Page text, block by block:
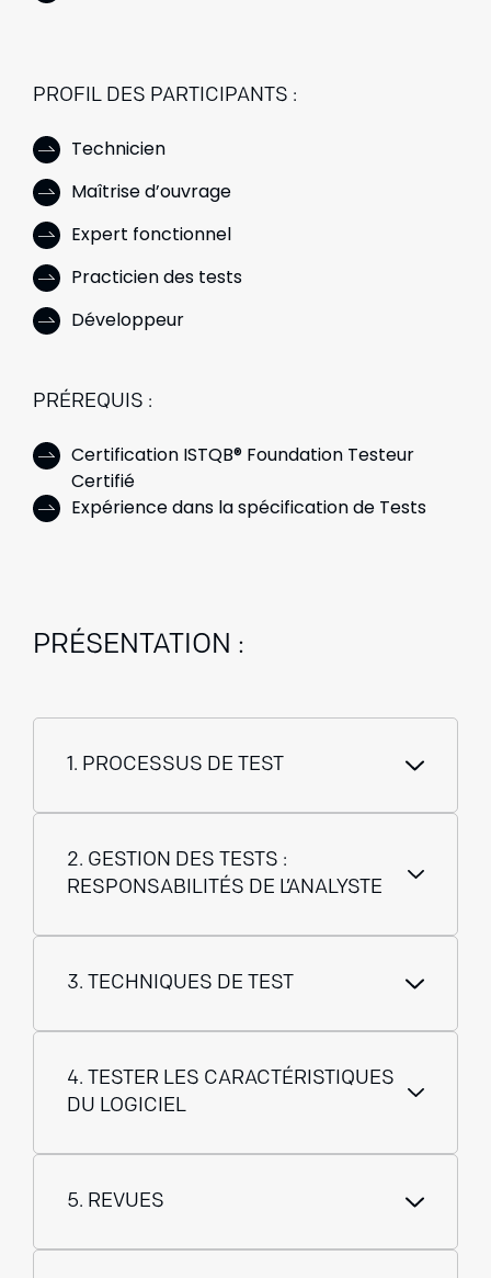
PROFIL DES PARTICIPANTS :
Technicien
Maîtrise d’ouvrage
Expert fonctionnel
Practicien des tests
Développeur
PRÉREQUIS :
Certification ISTQB® Foundation Testeur
Certifié
Expérience dans la spécification de Tests
PRÉSENTATION :
1. PROCESSUS DE TEST
2. GESTION DES TESTS :
RESPONSABILITÉS DE L’ANALYSTE
3. TECHNIQUES DE TEST
4. TESTER LES CARACTÉRISTIQUES
DU LOGICIEL
5. REVUES